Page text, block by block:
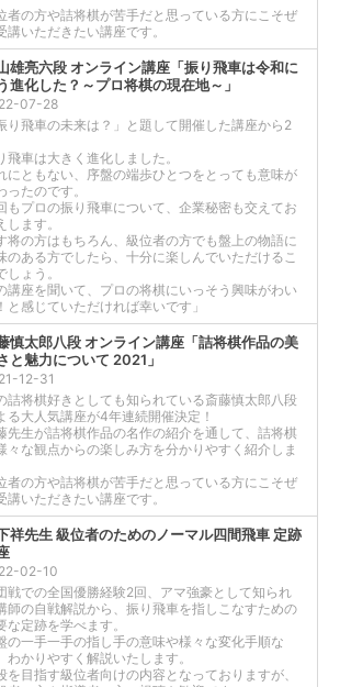
者の方や詰将棋が苦手だと思っている方にこそぜ
講いただきたい講座です。
雄亮六段 オンライン講座「振り飛車は令和に
進化した？～プロ将棋の現在地～」
07-28
り飛車の未来は？」と題して開催した講座から2
飛車は大きく進化しました。
にともない、序盤の端歩ひとつをとっても意味が
ったのです。
もプロの振り飛車について、企業秘密も交えてお
します。
将の方はもちろん、級位者の方でも盤上の物語に
のある方でしたら、十分に楽しんでいただけるこ
しょう。
講座を聞いて、プロの将棋にいっそう興味がわい
と感じていただければ幸いです」
慎太郎八段 オンライン講座「詰将棋作品の美
と魅力について 2021」
12-31
詰将棋好きとしても知られている斎藤慎太郎八段
る大人気講座が4年連続開催決定！
先生が詰将棋作品の名作の紹介を通して、詰将棋
々な観点からの楽しみ方を分かりやすく紹介しま
者の方や詰将棋が苦手だと思っている方にこそぜ
講いただきたい講座です。
祥先生 級位者のためのノーマル四間飛車 定跡
02-10
戦での全国優勝経験2回、アマ強豪として知られ
師の自戦解説から、振り飛車を指しこなすための
な定跡を学べます。
の一手一手の指し手の意味や様々な変化手順な
わかりやすく解説いたします。
を目指す級位者向けの内容となっておりますが、